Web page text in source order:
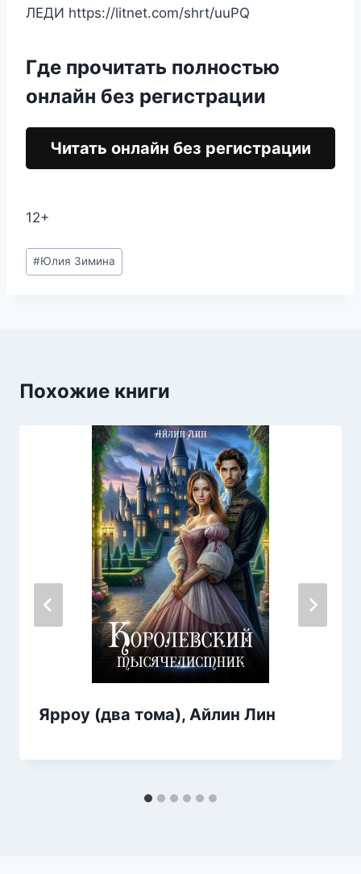
ЛЕДИ https://litnet.com/shrt/uuPQ
Где прочитать полностью
онлайн без регистрации
Читать онлайн без регистрации
12+
Метки
записи:
#Юлия Зимина
Похожие книги
Ярроу (два тома), Айлин Лин